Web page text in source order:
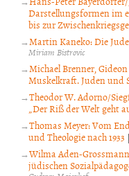
Darstellungsformen im
bis zur
Martin Kaneko: Die
Miriam Bistrovic
Michael Brenner,
Muskelkraft. Juden und
Theodor W. Adorno/
„Der Riß der Welt geht
Thomas Meyer: Vom
und Theologie nach 1933 |
Wilma Aden-
jüdischen